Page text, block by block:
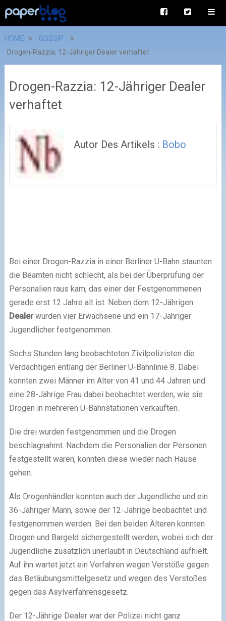
HOME
GOSSIP
Drogen-Razzia: 12-Jähriger Dealer verhaftet
Drogen-Razzia: 12-Jähriger Dealer
verhaftet
Autor Des Artikels : Bobo
Bei einer Drogen-Razzia in einer Berliner U-Bahn staunten
die Beamten nicht schlecht, als bei der Überprüfung der
Personalien raus kam, das einer der Festgenommenen
gerade erst 12 Jahre alt ist. Neben dem 12-Jährigen
Dealerwurden vier Erwachsene und ein 17-Jähriger
Jugendlicher festgenommen.
Sechs Stunden lang beobachteten Zivilpolizisten die
Verdächtigen entlang der Berliner U-Bahnlinie 8. Dabei
konnten zwei Männer im Alter von 41 und 44 Jahren und
eine 28-Jährige Frau dabei beobachtet werden, wie sie
Drogen in mehreren U-Bahnstationen verkauften.
Die drei wurden festgenommen und die Drogen
beschlagnahmt. Nachdem die Personalien der Personen
festgestellt waren, konnten diese wieder nach Hause
gehen.
Als Drogenhändler konnten auch der Jugendliche und ein
36-Jähriger Mann, sowie der 12-Jährige beobachtet und
festgenommen werden. Bei den beiden Älteren konnten
Drogen und Bargeld sichergestellt werden, wobei sich der
Jugendliche zusätzlich unerlaubt in Deutschland aufhielt.
Auf ihn wartet jetzt ein Verfahren wegen Verstöße gegen
das Betäubungsmittelgesetz und wegen des Verstoßes
gegen das Asylverfahrensgesetz.
Der 12-Jährige Dealer war der Polizei nicht ganz